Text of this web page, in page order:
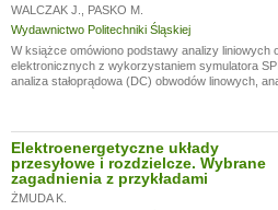
WALCZAK J.
PASKO M.
Wydawnictwo Politechniki Śląskiej
W książce omówiono podstawy analizy liniowych
elektronicznych z wykorzystaniem symulatora
analiza stałoprądowa (DC) obwodów linowych,
Elektroenergetyczne układy
przesyłowe i rozdzielcze. Wybrane
zagadnienia z przykładami
ŻMUDA K.